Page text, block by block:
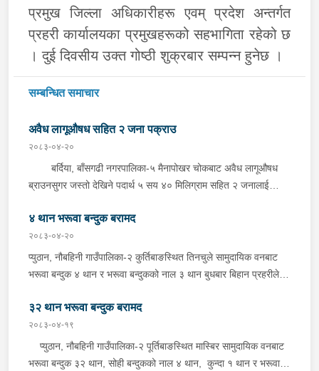
प्रमुख जिल्ला अधिकारीहरू एवम् प्रदेश अन्तर्गत
प्रहरी कार्यालयका प्रमुखहरूको सहभागिता रहेको छ
। दुई दिवसीय उक्त गोष्ठी शुक्रबार सम्पन्न हुनेछ ।
सम्बन्धित समाचार
अवैध लागूऔषध सहित २ जना पक्राउ
२०८३-०४-२०
बर्दिया, बाँसगढी नगरपालिका-५ मैनापोखर चोकबाट अवैध लागूऔषध
ब्राउनसुगर जस्तो देखिने पदार्थ ५ सय ४० मिलिग्राम सहित २ जनालाई
नगरपालिका-६ बस्ने २४ वर्षीय किरण नेपाली र ३६ वर्षीय सतिराम थारू रहेका
छन् । इलाका प्रहरी कार्यालय मोतिपुरबाट खटिएको प्रहरीले दमौलीबाट
बासगढीतर्फ आउँदै गरेको भे.५ प २०३९ नम्बरको मोटरसाइकलमा सवार
उनीहरूलाई उक्त पदार्थ सहित पक्राउ गरेको हो ।यस सम्बन्धमा प्रहरीले
४ थान भरूवा बन्दुक बरामद
२०८३-०४-२०
प्युठान, नौबहिनी गाउँपालिका-२ कुर्तिबाङस्थित तिनचुले सामुदायिक वनबाट
भरूवा बन्दुक ४ थान र भरूवा बन्दुकको नाल ३ थान बुधबार बिहान प्रहरीले
उक्त बन्दुक फेला पारी बरामद गरेको हो । यस सम्बन्धमा प्रहरीले आवश्यक
अनुसन्धान गरिरहेको छ ।
३२ थान भरूवा बन्दुक बरामद
२०८३-०४-१९
प्युठान, नौबहिनी गाउँपालिका-२ पूर्तिबाङस्थित मास्बिर सामुदायिक वनबाट
भरूवा बन्दुक ३२ थान, सोही बन्दुकको नाल ४ थान, कुन्दा १ थान र भरूवा